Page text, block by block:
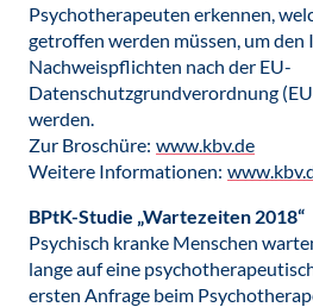
Psychotherapeuten erkennen,
getroffen werden müssen, um
Nachweispflichten nach der EU-
Datenschutzgrundverordnung
werden.
Zur Broschüre: www.kbv.de
Weitere Informationen:
BPtK-Studie „Wartezeiten 2018“
Psychisch kranke Menschen
lange auf eine
ersten Anfrage beim